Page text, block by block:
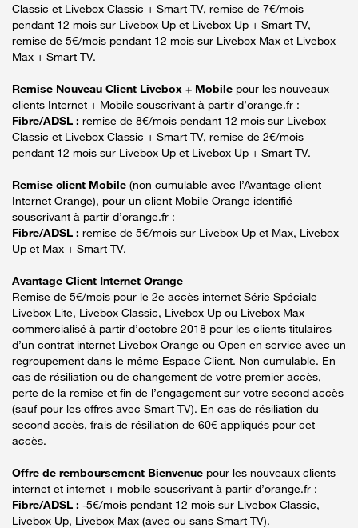
Classic et Livebox Classic + Smart TV, remise de 7€/mois
pendant 12 mois sur Livebox Up et Livebox Up + Smart TV,
remise de 5€/mois pendant 12 mois sur Livebox Max et Livebox
Max + Smart TV.
Remise Nouveau Client Livebox + Mobile pour les nouveaux
clients Internet + Mobile souscrivant à partir d’orange.fr :
Fibre/ADSL : remise de 8€/mois pendant 12 mois sur Livebox
Classic et Livebox Classic + Smart TV, remise de 2€/mois
pendant 12 mois sur Livebox Up et Livebox Up + Smart TV.
Remise client Mobile (non cumulable avec l’Avantage client
Internet Orange), pour un client Mobile Orange identifié
souscrivant à partir d’orange.fr :
Fibre/ADSL : remise de 5€/mois sur Livebox Up et Max, Livebox
Up et Max + Smart TV.
Avantage Client Internet Orange
Remise de 5€/mois pour le 2e accès internet Série Spéciale
Livebox Lite, Livebox Classic, Livebox Up ou Livebox Max
commercialisé à partir d’octobre 2018 pour les clients titulaires
d’un contrat internet Livebox Orange ou Open en service avec un
regroupement dans le même Espace Client. Non cumulable. En
cas de résiliation ou de changement de votre premier accès,
perte de la remise et fin de l’engagement sur votre second accès
(sauf pour les offres avec Smart TV). En cas de résiliation du
second accès, frais de résiliation de 60€ appliqués pour cet
accès.
Offre de remboursement Bienvenue pour les nouveaux clients
internet et internet + mobile souscrivant à partir d’orange.fr :
Fibre/ADSL : -5€/mois pendant 12 mois sur Livebox Classic,
Livebox Up, Livebox Max (avec ou sans Smart TV).